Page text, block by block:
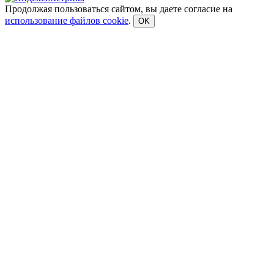
Продолжая пользоваться сайтом, вы даете согласие на
использование файлов cookie. OK